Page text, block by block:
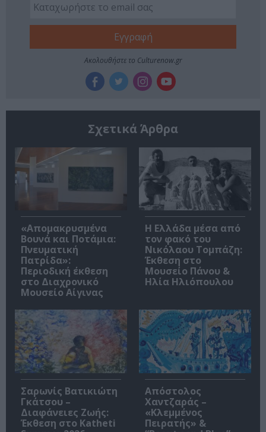
Ακολουθήστε το Culturenow.gr
Σχετικά Άρθρα
«Απομακρυσμένα
Βουνά και Ποτάμια:
Πνευματική
Πατρίδα»:
Περιοδική έκθεση
στο Διαχρονικό
Μουσείο Αίγινας
Η Ελλάδα μέσα από
τον φακό του
Νικόλαου Τομπάζη:
Έκθεση στο
Μουσείο Πάνου &
Ηλία Ηλιόπουλου
Σαρωνίς Βατικιώτη
Γκάτσου –
Διαφάνειες Ζωής:
Έκθεση στο Katheti
Απόστολος
Χαντζαράς –
«Κλεμμένος
Πειρατής» &